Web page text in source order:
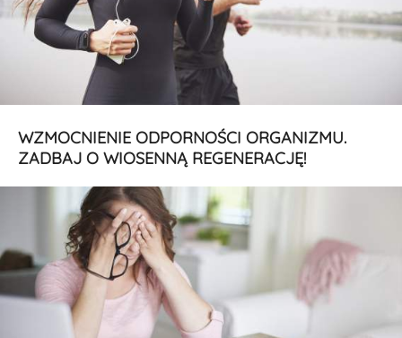
WZMOCNIENIE ODPORNOŚCI ORGANIZMU.
ZADBAJ O WIOSENNĄ REGENERACJĘ!